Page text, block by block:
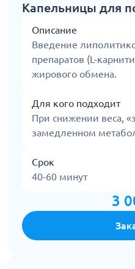
Капельницы для
Описание
Введение
препаратов (L-
жирового обмена.
Для кого подходит
При снижении веса,
замедленном
Срок
40-60 минут
3